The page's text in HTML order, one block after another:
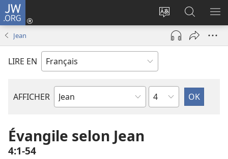
JW.ORG
Changer
langue
Se
connecter
(ouvre
nouvelle
sur
JW.ORG
Jean
LIRE EN
AFFICHER
Livre
la
Bible
Chapitre
Évangile selon Jean
4​:​1-54